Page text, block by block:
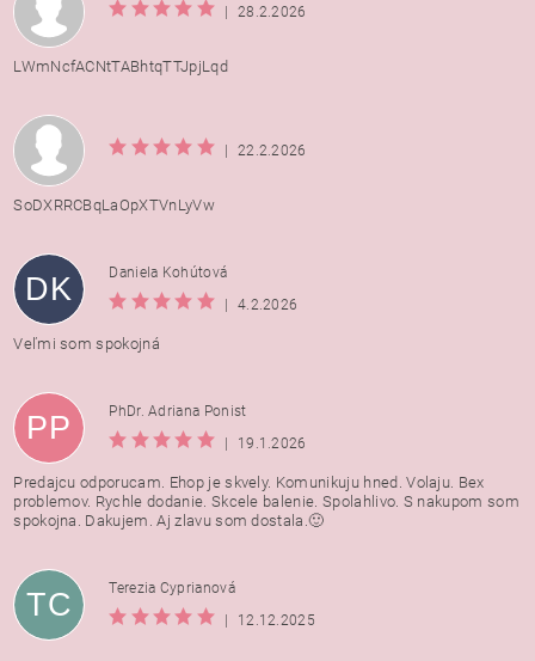
| 28.2.2026
LWmNcfACNtTABhtqTTJpjLqd
| 22.2.2026
SoDXRRCBqLaOpXTVnLyVw
DK
Daniela Kohútová
|
4.2.2026
Veľmi som spokojná
PP
PhDr. Adriana Ponist
|
19.1.2026
Predajcu odporucam. Ehop je skvely. Komunikuju hned. Volaju. Bex
problemov. Rychle dodanie. Skcele balenie. Spolahlivo. S nakupom som
spokojna. Dakujem. Aj zlavu som dostala.🙂
TC
Terezia Cyprianová
|
12.12.2025